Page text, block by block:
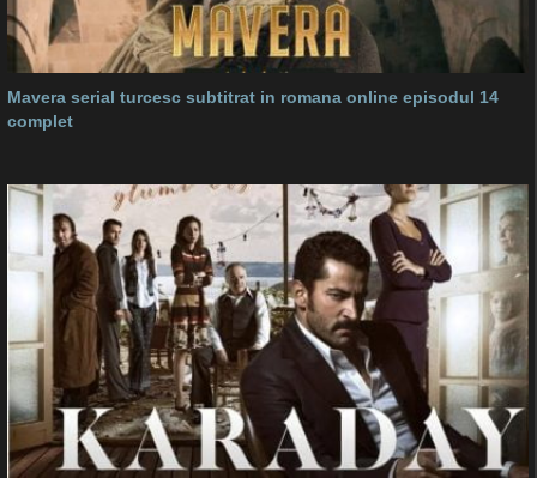
Mavera serial turcesc subtitrat in romana online episodul 14
complet